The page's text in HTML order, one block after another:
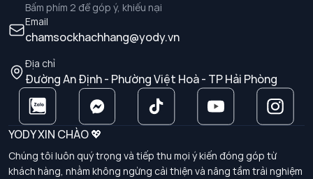
Bấm phím 2 để góp ý, khiếu nại
Email
chamsockhachhang@yody.vn
Địa chỉ
Đường An Định - Phường Việt Hoà - TP Hải Phòng
YODY XIN CHÀO 💖
Chúng tôi luôn quý trọng và tiếp thu mọi ý kiến đóng góp từ
khách hàng, nhằm không ngừng cải thiện và nâng tầm trải nghiệm